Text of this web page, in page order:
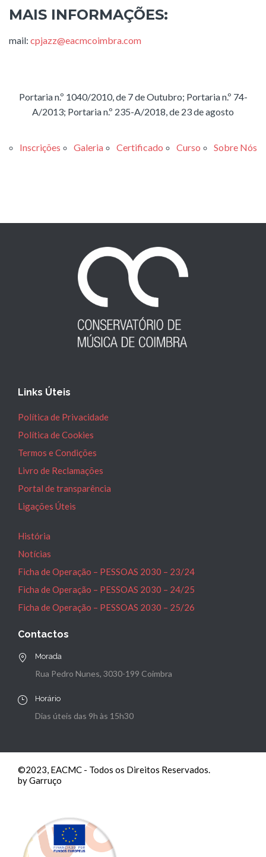
MAIS INFORMAÇÕES:
mail: cpjazz@eacmcoimbra.com
Portaria n.º 1040/2010, de 7 de Outubro; Portaria n.º 74-
A/2013; Portaria n.º 235-A/2018, de 23 de agosto
Inscrições Galeria Certificado Curso Sobre Nós
Links Úteis
Política de Privacidade
Política de Cookies
Termos e Condições
Livro de Reclamações
Portal de transparência
Ligações Úteis
História
Notícias
Ficha de Operação – PESSOAS 2030 – 23/24
Ficha de Operação – PESSOAS 2030 – 24/25
Ficha de Operação – PESSOAS 2030 – 25/26
Contactos
Morada
Rua Pedro Nunes, 3030-199 Coimbra
Horário
Dias úteis das 9h às 15h30
©2023, EACMC - Todos os Direitos Reservados.
by Garruço